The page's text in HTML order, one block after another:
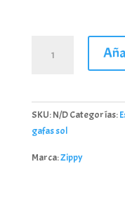
cantidad
SKU:N/DCategorías:
gafas sol
Marca:Zippy